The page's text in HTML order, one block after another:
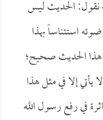
الحديث ليس
استئناساً بهذا
الحديث صحيح؛
يأتي إلا في مثل هذا
في رفع رسول الله